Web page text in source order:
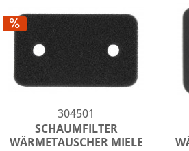
304501
SCHAUMFILTER
WÄRMETAUSCHER MIELE